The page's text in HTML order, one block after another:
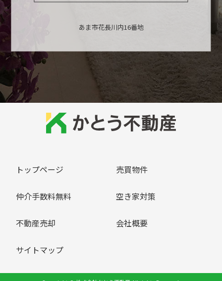
あま市花長川内16番地
トップページ 売買物件
仲介手数料無料 空き家対策
不動産売却 会社概要
サイトマップ